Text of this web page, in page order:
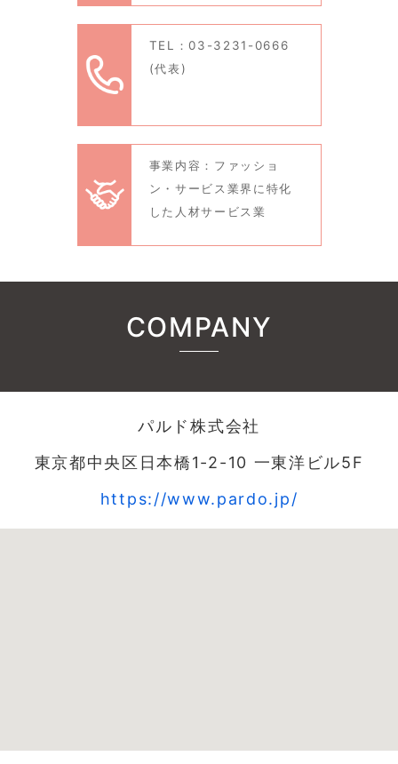
TEL：03-3231-0666
(代表)
事業内容：ファッショ
ン・サービス業界に特化
した人材サービス業
COMPANY
パルド株式会社
東京都中央区日本橋1-2-10 一東洋ビル5F
https://www.pardo.jp/